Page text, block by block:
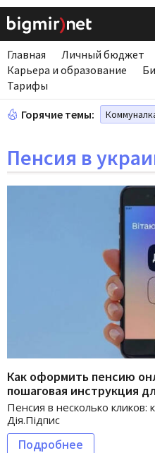
Главная Личный бюджет
Карьера и образование
Тарифы
Горячие темы:
Пенсия в
Как оформить пенсию
пошаговая инструкция
Пенсия в несколько кликов:
Дія.Підпис
Подробнее